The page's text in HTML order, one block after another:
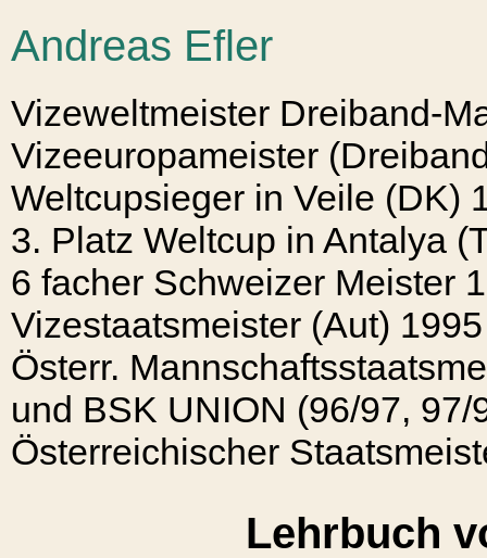
Andreas Efler
Vizeweltmeister Dreiband-
Vizeeuropameister
Weltcupsieger in Veile (DK)
3. Platz Weltcup in Antalya
6 facher Schweizer Meister
Vizestaatsmeister (Aut) 1995
Österr.
und BSK UNION (96/97,
Österreichischer
Lehrbuch